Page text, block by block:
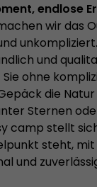
endlose
wir das
und
ohne
die
Sternen
camp stellt
steht, mit
und